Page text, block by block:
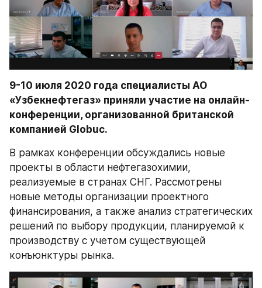
9-10 июля 2020 года специалисты АО
«Узбекнефтегаз» приняли участие на онлайн-
конференции, организованной британской
компанией Globuc.
В рамках конференции обсуждались новые
проекты в области нефтегазохимии,
реализуемые в странах СНГ. Рассмотрены
новые методы организации проектного
финансирования, а также анализ стратегических
решений по выбору продукции, планируемой к
производству с учетом существующей
конъюнктуры рынка.